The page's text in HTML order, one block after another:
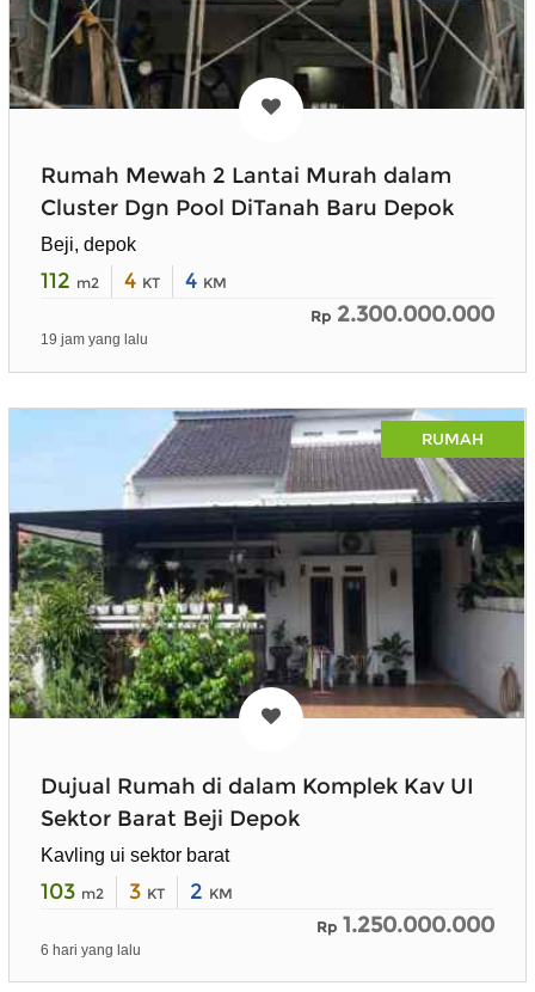
Rumah Mewah 2 Lantai Murah dalam
Cluster Dgn Pool DiTanah Baru Depok
Beji, depok
112 m2 4 KT 4 KM
Rp 2.300.000.000
19 jam yang lalu
RUMAH
Dujual Rumah di dalam Komplek Kav UI
Sektor Barat Beji Depok
Kavling ui sektor barat
103 m2 3 KT 2 KM
Rp 1.250.000.000
6 hari yang lalu